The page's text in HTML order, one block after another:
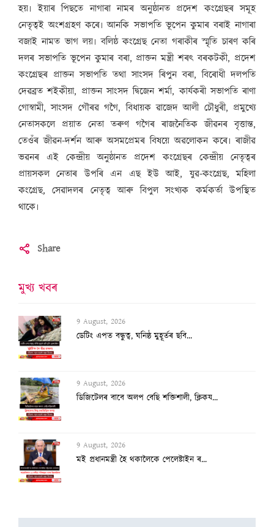
হয়৷ ইয়াৰ পিছতে নাগাৰা নামৰ অনুষ্ঠানত প্ৰদেশ কংগ্ৰেছৰ সমূহ
নেতৃত্বই অংশগ্ৰহণ কৰে৷ আনকি সভাপতি ভূপেন কুমাৰ বৰাই নাগাৰা
বজাই নামত ভাগ লয়৷ বলিষ্ঠ কংগ্ৰেছ নেতা গৰাকীৰ স্মৃতি চাৰণ কৰি
দলৰ সভাপতি ভূপেন কুমাৰ বৰা, প্ৰাক্তন মন্ত্ৰী শৰৎ বৰকটকী, প্ৰদেশ
কংগ্ৰেছৰ প্ৰাক্তন সভাপতি তথা সাংসদ ৰিপুন বৰা, বিৰোধী দলপতি
দেৱব্ৰত শইকীয়া, প্ৰাক্তন সাংসদ দ্বিজেন শৰ্মা, কাৰ্যকৰী সভাপতি ৰাণা
গোস্বামী, সাংসদ গৌৰৱ গগৈ, বিধায়ক ৱাজেদ আলী চৌধুৰী, প্ৰমুখ্যে
নেতাসকলে প্ৰয়াত নেতা তৰুণ গগৈৰ ৰাজনৈতিক জীৱনৰ বৃত্তান্ত,
তেওঁৰ জীৱন-দৰ্শন আৰু অসমপ্ৰেমৰ বিষয়ে অৱলোকন কৰে৷ ৰাজীৱ
ভৱনৰ এই কেন্দ্ৰীয় অনুষ্ঠানত প্ৰদেশ কংগ্ৰেছৰ কেন্দ্ৰীয় নেতৃত্বৰ
প্ৰায়সকল নেতাৰ উপৰি এন এছ ইউ আই, যুৱ-কংগ্ৰেছ, মহিলা
কংগ্ৰেছ, সেৱাদলৰ নেতৃত্ব আৰু বিপুল সংখ্যক কৰ্মকৰ্তা উপস্থিত
থাকে৷
Share
মুখ্য খবৰ
9 August, 2026
ডেটিং এপত বন্ধুত্ব, ঘনিষ্ঠ মুহূৰ্তৰ ছবি...
9 August, 2026
ডিজিটেলৰ বাবে অলপ বেছি শক্তিশালী, ক্লিকয...
9 August, 2026
মই প্ৰধানমন্ত্ৰী হৈ থকালৈকে পেলেষ্টাইন ৰ...
প্ৰতি ৬ মিনিটত এটা অকালমৃত্যু!